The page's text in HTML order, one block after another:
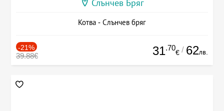
Слънчев Бряг
Котва - Слънчев бряг
-21%
39.88€ 31.70
€ / 62лв.